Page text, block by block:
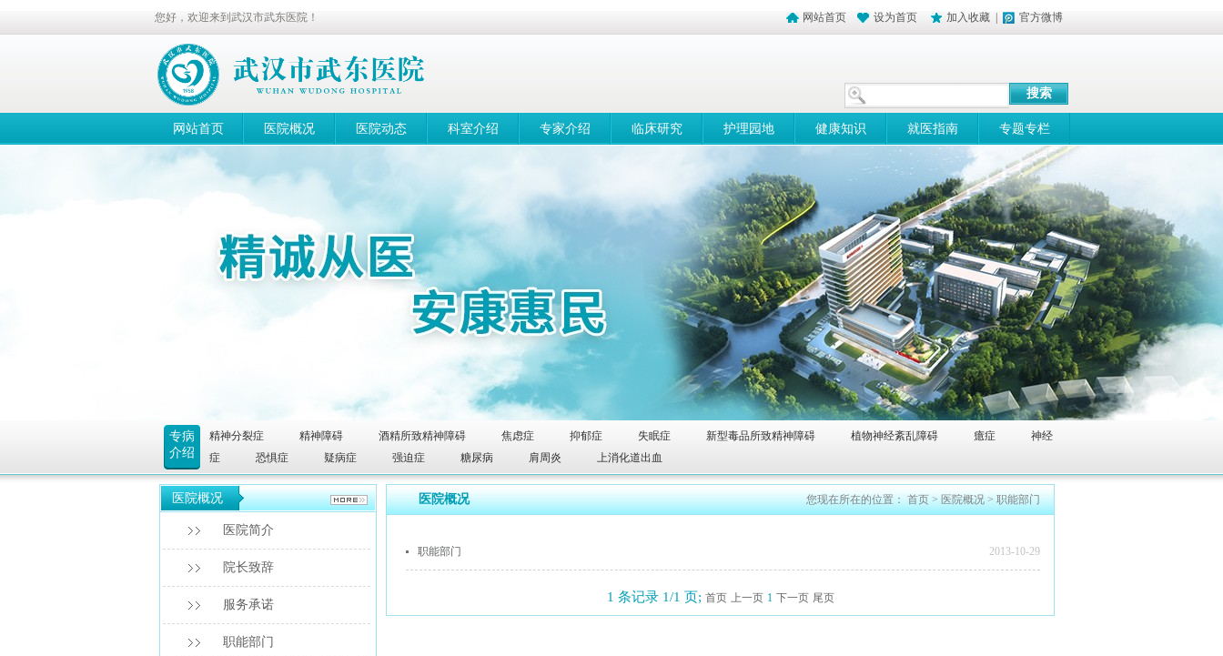
网站首页 设为首页 加入收藏 官方微博
您好，欢迎来到武汉市武东医院！
网站首页 医院概况 医院动态 科室介绍 专家介绍 临床研究 护理园地 健康知识 就医指南 专题专栏
专病
介绍
精神分裂症 精神障碍 酒精所致精神障碍 焦虑症 抑郁症 失眠症 新型毒品所致精神障碍 植物神经紊乱障碍 癔症
神经
症
恐惧症 疑病症 强迫症 糖尿病 肩周炎 上消化道出血
医院概况
医院简介
院长致辞
服务承诺
职能部门
您现在所在的位置：首页>医院概况>职能部门
医院概况
2013-10-29
职能部门
1 条记录 1/1 页; 首页 上一页 1 下一页 尾页